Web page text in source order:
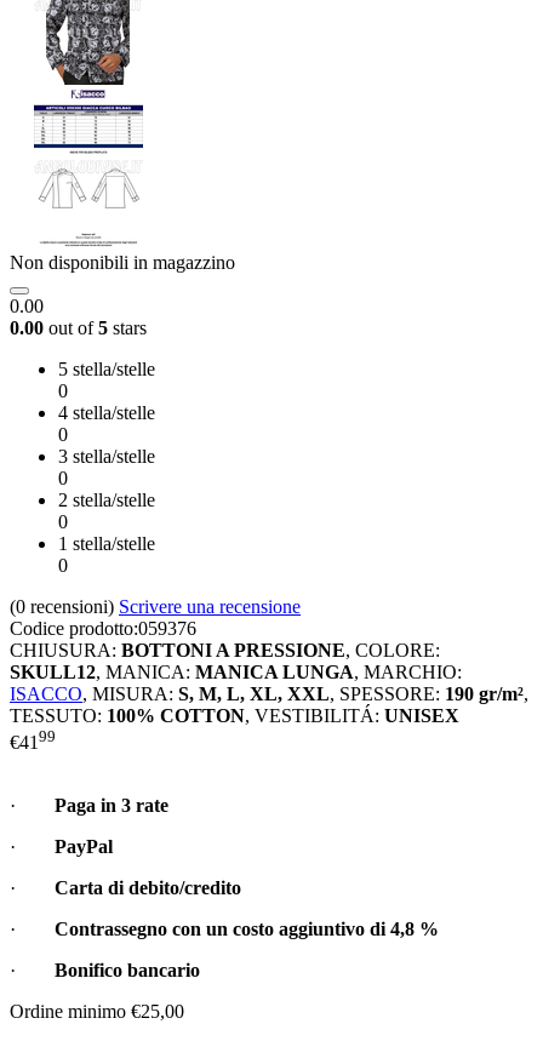
Non disponibili in magazzino
0.00
0.00 out of5 stars
5 stella/stelle
0
4 stella/stelle
0
3 stella/stelle
0
2 stella/stelle
0
1 stella/stelle
0
(0 recensioni) Scrivere una recensione
Codice prodotto:059376
CHIUSURA: BOTTONI A PRESSIONE, COLORE:
SKULL12, MANICA: MANICA LUNGA, MARCHIO:
ISACCO, MISURA: S, M, L, XL, XXL, SPESSORE: 190 gr/m²,
TESSUTO: 100% COTTON, VESTIBILITÁ: UNISEX
€41 99
· Paga in 3 rate
· PayPal
· Carta di debito/credito
· Contrassegno con un costo aggiuntivo di 4,8 %
· Bonifico bancario
Ordine minimo €25,00